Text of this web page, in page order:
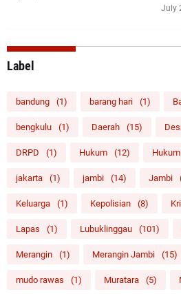
July
Label
bandung (1) barang hari (1)
bengkulu (1) Daerah (15)
DRPD (1) Hukum (12)
jakarta (1) jambi (14) Jambi
Keluarga (1) Kepolisian (8)
Lapas (1) Lubuklinggau (101)
Merangin (1) Merangin Jambi (15)
mudo rawas (1) Muratara (5)